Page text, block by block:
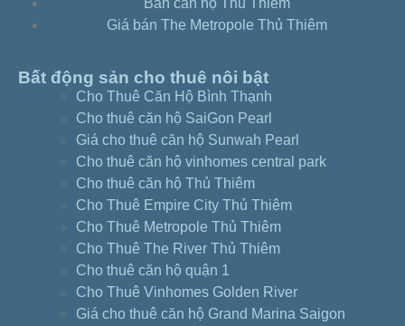
cao- e4234044
Căn hộ Sunwah Pearl 2PN – nhà trống view
Căn hộ Sunwah Pearl 2PN – full nt view sông
SG e4222084
Căn hộ Sunwah Pearl 2PN – nhà trống view nội
khu- e4209024
Căn hộ Sunwah Pearl 2PN – full nt view trực
diện sông- e4210064
Căn hộ Sunwah Pearl 3PN – nhà trống view
sông- g4229084
Căn hộ Sunwah Pearl 2PN – full nt căn góc
view sông- e4238014
Bán căn hộ Thủ Thiêm
Giá bán The Metropole Thủ Thiêm
Bất động sản cho thuê nôi bật
Cho Thuê Căn Hộ Bình Thạnh
Cho thuê căn hộ SaiGon Pearl
Giá cho thuê căn hộ Sunwah Pearl
Cho thuê căn hộ vinhomes central park
Cho thuê căn hộ Thủ Thiêm
Cho Thuê Empire City Thủ Thiêm
Cho Thuê Metropole Thủ Thiêm
Cho Thuê The River Thủ Thiêm
Cho thuê căn hộ quận 1
Cho Thuê Vinhomes Golden River
Giá cho thuê căn hộ Grand Marina Saigon